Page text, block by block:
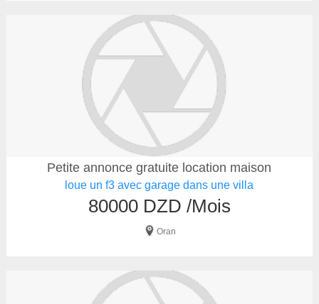
Petite annonce gratuite location maison
loue un f3 avec garage dans une villa
80000 DZD /Mois
Oran